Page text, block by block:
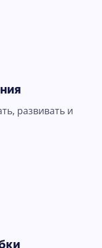
развивать и